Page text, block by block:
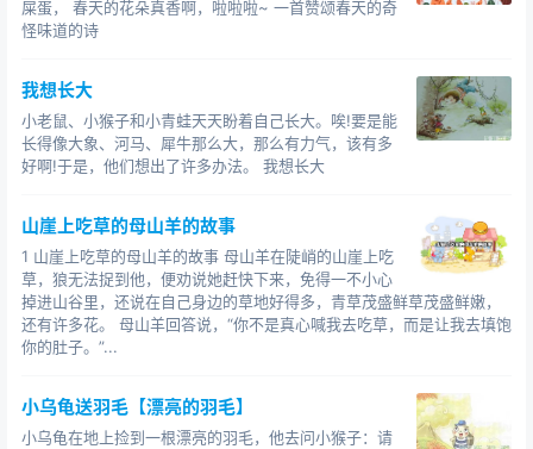
屎蛋， 春天的花朵真香啊，啦啦啦~ 一首赞颂春天的奇
怪味道的诗
我想长大
小老鼠、小猴子和小青蛙天天盼着自己长大。唉!要是能
长得像大象、河马、犀牛那么大，那么有力气，该有多
好啊!于是，他们想出了许多办法。 我想长大
山崖上吃草的母山羊的故事
1 山崖上吃草的母山羊的故事 母山羊在陡峭的山崖上吃
草，狼无法捉到他，便劝说她赶快下来，免得一不小心
掉进山谷里，还说在自己身边的草地好得多，青草茂盛鲜草茂盛鲜嫩，
还有许多花。 母山羊回答说，“你不是真心喊我去吃草，而是让我去填饱
你的肚子。”...
小乌龟送羽毛【漂亮的羽毛】
小乌龟在地上捡到一根漂亮的羽毛，他去问小猴子：请